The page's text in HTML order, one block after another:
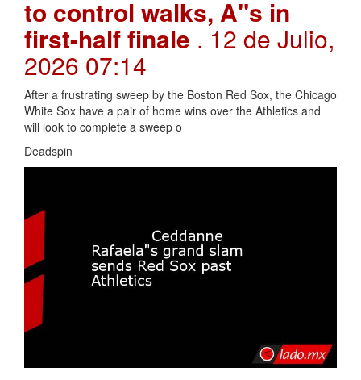
to control walks, A"s in
first-half finale . 12 de Julio,
2026 07:14
After a frustrating sweep by the Boston Red Sox, the Chicago
White Sox have a pair of home wins over the Athletics and
will look to complete a sweep o
Deadspin